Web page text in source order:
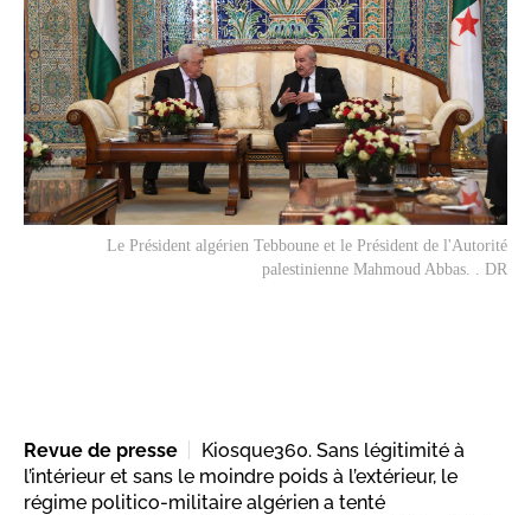
Le Président algérien Tebboune et le Président de l'Autorité
palestinienne Mahmoud Abbas. . DR
Revue de presse
Kiosque360. Sans légitimité à
l’intérieur et sans le moindre poids à l’extérieur, le
régime politico-militaire algérien a tenté